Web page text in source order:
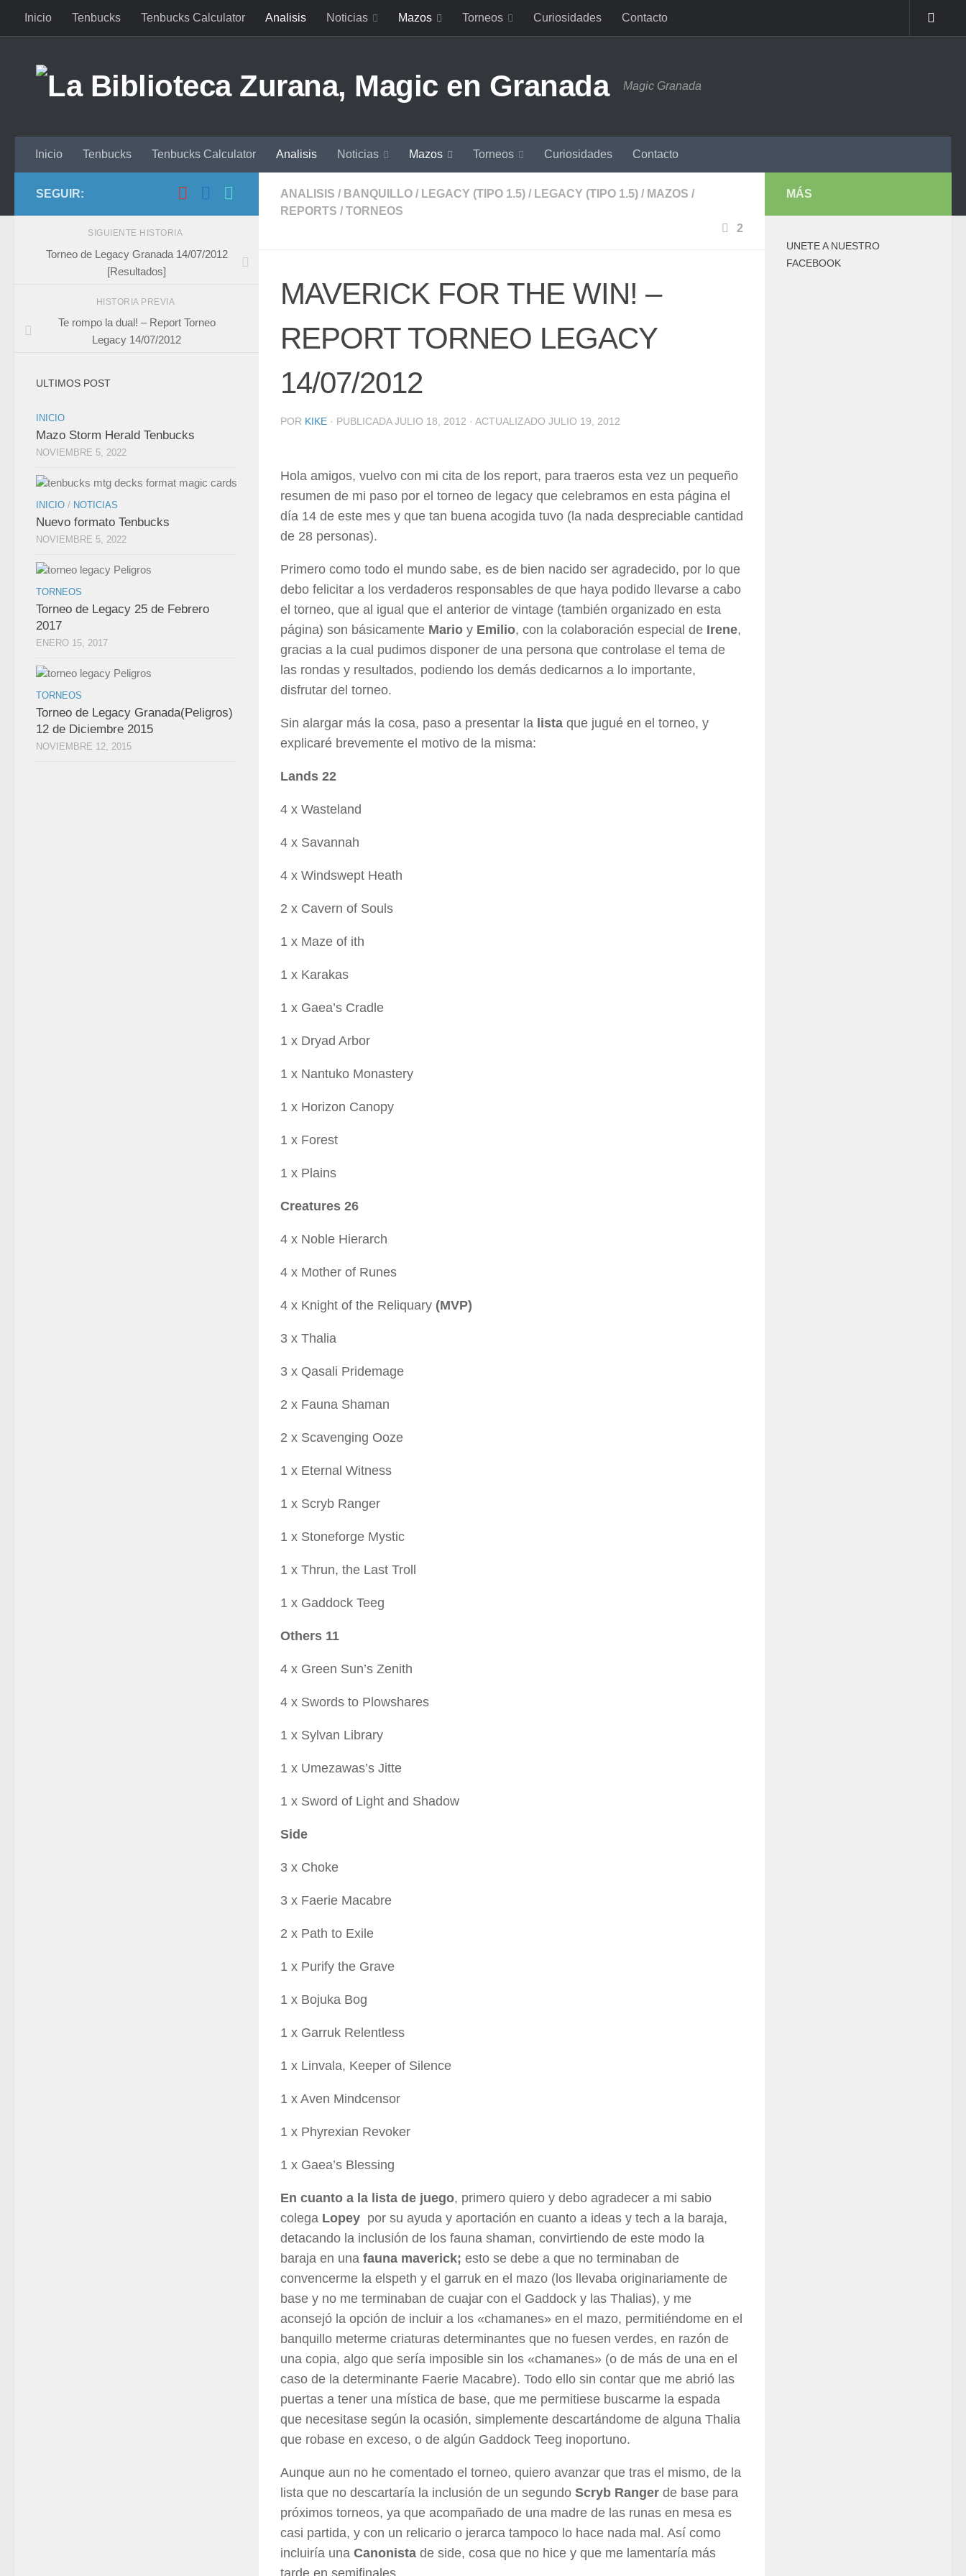
Saltar al contenido
Inicio Tenbucks Tenbucks Calculator Analisis Noticias Mazos Torneos Curiosidades Contacto
Magic Granada
Inicio Tenbucks Tenbucks Calculator Analisis Noticias Mazos Torneos Curiosidades Contacto
ANALISIS / BANQUILLO / LEGACY (TIPO 1.5) / LEGACY (TIPO 1.5) / MAZOS /
REPORTS / TORNEOS
2
MAVERICK FOR THE WIN! –
REPORT TORNEO LEGACY
14/07/2012
POR KIKE · PUBLICADAJULIO 18, 2012 · ACTUALIZADO JULIO 19, 2012
Hola amigos, vuelvo con mi cita de los report, para traeros esta vez un pequeño
resumen de mi paso por el torneo de legacy que celebramos en esta página el
día 14 de este mes y que tan buena acogida tuvo (la nada despreciable cantidad
de 28 personas).
Primero como todo el mundo sabe, es de bien nacido ser agradecido, por lo que
debo felicitar a los verdaderos responsables de que haya podido llevarse a cabo
el torneo, que al igual que el anterior de vintage (también organizado en esta
página) son básicamente Mario y Emilio, con la colaboración especial de Irene,
gracias a la cual pudimos disponer de una persona que controlase el tema de
las rondas y resultados, podiendo los demás dedicarnos a lo importante,
disfrutar del torneo.
Sin alargar más la cosa, paso a presentar la lista que jugué en el torneo, y
explicaré brevemente el motivo de la misma:
Lands 22
4 x Wasteland
4 x Savannah
4 x Windswept Heath
2 x Cavern of Souls
1 x Maze of ith
1 x Karakas
1 x Gaea’s Cradle
1 x Dryad Arbor
1 x Nantuko Monastery
1 x Horizon Canopy
1 x Forest
1 x Plains
Creatures 26
4 x Noble Hierarch
4 x Mother of Runes
4 x Knight of the Reliquary (MVP)
3 x Thalia
3 x Qasali Pridemage
2 x Fauna Shaman
2 x Scavenging Ooze
1 x Eternal Witness
1 x Scryb Ranger
1 x Stoneforge Mystic
1 x Thrun, the Last Troll
1 x Gaddock Teeg
Others 11
4 x Green Sun’s Zenith
4 x Swords to Plowshares
1 x Sylvan Library
1 x Umezawas’s Jitte
1 x Sword of Light and Shadow
Side
3 x Choke
3 x Faerie Macabre
2 x Path to Exile
1 x Purify the Grave
1 x Bojuka Bog
1 x Garruk Relentless
1 x Linvala, Keeper of Silence
1 x Aven Mindcensor
1 x Phyrexian Revoker
1 x Gaea’s Blessing
En cuanto a la lista de juego, primero quiero y debo agradecer a mi sabio
colega Lopey por su ayuda y aportación en cuanto a ideas y tech a la baraja,
detacando la inclusión de los fauna shaman, convirtiendo de este modo la
baraja en una fauna maverick; esto se debe a que no terminaban de
convencerme la elspeth y el garruk en el mazo (los llevaba originariamente de
base y no me terminaban de cuajar con el Gaddock y las Thalias), y me
aconsejó la opción de incluir a los «chamanes» en el mazo, permitiéndome en el
banquillo meterme criaturas determinantes que no fuesen verdes, en razón de
una copia, algo que sería imposible sin los «chamanes» (o de más de una en el
caso de la determinante Faerie Macabre). Todo ello sin contar que me abrió las
puertas a tener una mística de base, que me permitiese buscarme la espada
que necesitase según la ocasión, simplemente descartándome de alguna Thalia
que robase en exceso, o de algún Gaddock Teeg inoportuno.
Aunque aun no he comentado el torneo, quiero avanzar que tras el mismo, de la
lista que no descartaría la inclusión de un segundo Scryb Ranger de base para
próximos torneos, ya que acompañado de una madre de las runas en mesa es
casi partida, y con un relicario o jerarca tampoco lo hace nada mal. Así como
incluiría una Canonista de side, cosa que no hice y que me lamentaría más
tarde en semifinales.
SEGUIR:
SIGUIENTE HISTORIA
Torneo de Legacy Granada 14/07/2012
[Resultados]
HISTORIA PREVIA
Te rompo la dual! – Report Torneo
Legacy 14/07/2012
ULTIMOS POST
INICIO
Mazo Storm Herald Tenbucks
NOVIEMBRE 5, 2022
INICIO / NOTICIAS
Nuevo formato Tenbucks
NOVIEMBRE 5, 2022
TORNEOS
Torneo de Legacy 25 de Febrero
2017
ENERO 15, 2017
TORNEOS
Torneo de Legacy Granada(Peligros)
12 de Diciembre 2015
NOVIEMBRE 12, 2015
MÁS
UNETE A NUESTRO
FACEBOOK